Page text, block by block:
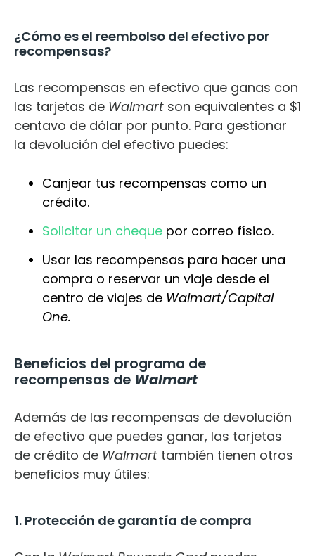
¿Cómo es el reembolso del efectivo por
recompensas?
Las recompensas en efectivo que ganas con
las tarjetas de Walmart son equivalentes a $1
centavo de dólar por punto. Para gestionar
la devolución del efectivo puedes:
Canjear tus recompensas como un
crédito.
Solicitar un cheque por correo físico.
Usar las recompensas para hacer una
compra o reservar un viaje desde el
centro de viajes de Walmart/Capital
One.
Beneficios del programa de
recompensas de Walmart
Además de las recompensas de devolución
de efectivo que puedes ganar, las tarjetas
de crédito de Walmart también tienen otros
beneficios muy útiles:
1. Protección de garantía de compra